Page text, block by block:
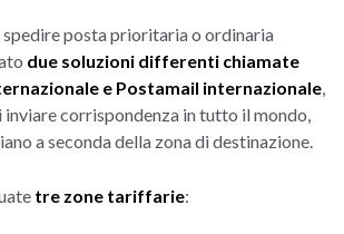
spedire posta prioritaria o ordinaria
due soluzioni differenti chiamate
e Postamail internazionale,
corrispondenza in tutto il mondo,
a seconda della zona di destinazione.
tre zone tariffarie: